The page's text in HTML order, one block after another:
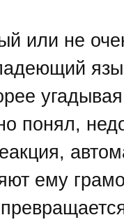
или не
понял,
ему